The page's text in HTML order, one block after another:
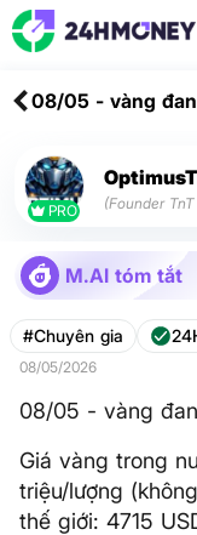
08/05 - vàng
PRO (Founder
M.AI tóm tắt
#Chuyên gia
08/05/2026
08/05 - vàng
Giá vàng trong
triệu/lượng
thế giới: 4715